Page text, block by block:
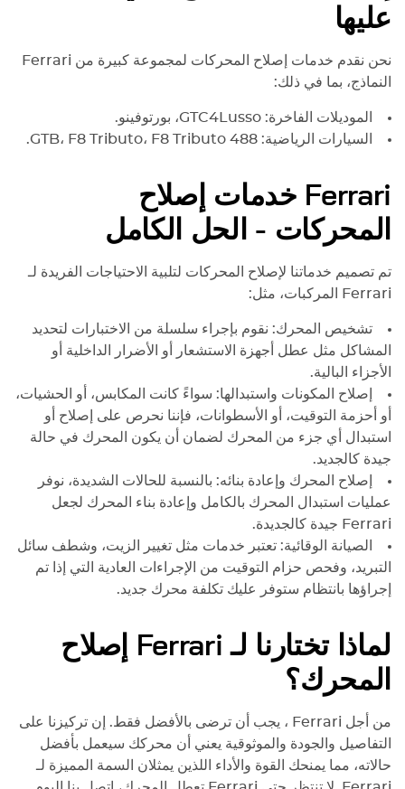
عليها
نحن نقدم خدمات إصلاح المحركات لمجموعة كبيرة من Ferrari
النماذج، بما في ذلك:
الموديلات الفاخرة: GTC4Lusso، بورتوفينو.
السيارات الرياضية: 488 GTB، F8 Tributo، F8 Tributo.
Ferrari خدمات إصلاح
المحركات - الحل الكامل
تم تصميم خدماتنا لإصلاح المحركات لتلبية الاحتياجات الفريدة لـ
Ferrari
المركبات، مثل:
تشخيص المحرك: نقوم بإجراء سلسلة من الاختبارات لتحديد
المشاكل مثل عطل أجهزة الاستشعار أو الأضرار الداخلية أو
الأجزاء البالية.
إصلاح المكونات واستبدالها: سواءً كانت المكابس، أو الحشيات،
أو أحزمة التوقيت، أو الأسطوانات، فإننا نحرص على إصلاح أو
استبدال أي جزء من المحرك لضمان أن يكون المحرك في حالة
جيدة كالجديد.
إصلاح المحرك وإعادة بنائه: بالنسبة للحالات الشديدة، نوفر
عمليات استبدال المحرك بالكامل وإعادة بناء المحرك لجعل
Ferrari جيدة كالجديدة.
الصيانة الوقائية: تعتبر خدمات مثل تغيير الزيت، وشطف سائل
التبريد، وفحص حزام التوقيت من الإجراءات العادية التي إذا تم
إجراؤها بانتظام ستوفر عليك تكلفة محرك جديد.
لماذا تختارنا لـ Ferrari
إصلاح
المحرك؟
من أجل Ferrari ، يجب أن ترضى بالأفضل فقط. إن تركيزنا على
التفاصيل والجودة والموثوقية يعني أن محركك سيعمل بأفضل
حالاته، مما يمنحك القوة والأداء اللذين يمثلان السمة المميزة لـ